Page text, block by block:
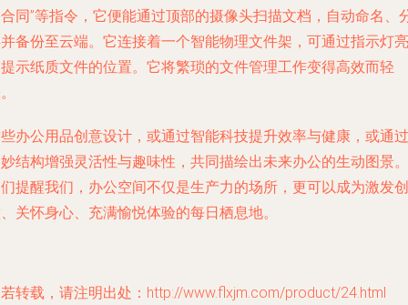
同”等指令，它便能通过顶部的摄像头扫描文档，自动命名、
备份至云端。它连接着一个智能物理文件架，可通过指示灯亮
示纸质文件的位置。它将繁琐的文件管理工作变得高效而轻
办公用品创意设计，或通过智能科技提升效率与健康，或通过
结构增强灵活性与趣味性，共同描绘出未来办公的生动图景。
提醒我们，办公空间不仅是生产力的场所，更可以成为激发创
关怀身心、充满愉悦体验的每日栖息地。
转载，请注明出处：http://www.flxjm.com/product/24.html